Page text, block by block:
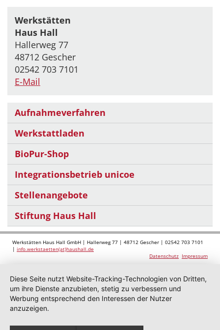
Werkstätten
Haus Hall
Hallerweg 77
48712 Gescher
02542 703 7101
E-Mail
Aufnahmeverfahren
Werkstattladen
BioPur-Shop
Integrationsbetrieb unicoe
Stellenangebote
Stiftung Haus Hall
Werkstätten Haus Hall GmbH | Hallerweg 77 | 48712 Gescher | 02542 703 7101
| info.werkstaetten(at)haushall.de
Datenschutz Impressum
Diese Seite nutzt Website-Tracking-Technologien von Dritten,
um ihre Dienste anzubieten, stetig zu verbessern und
Werbung entsprechend den Interessen der Nutzer
anzuzeigen.